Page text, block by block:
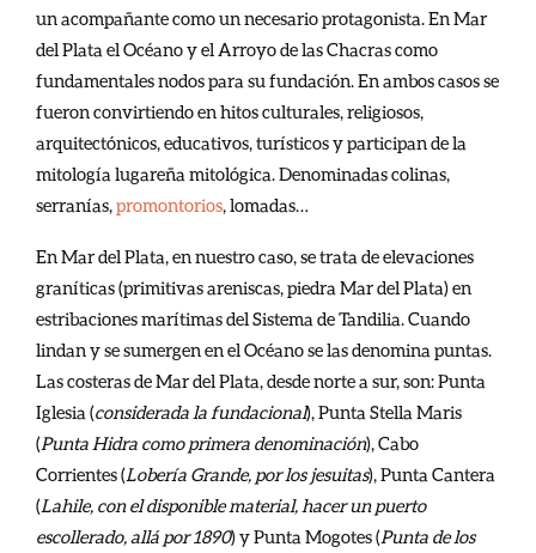
un acompañante como un necesario protagonista. En Mar
del Plata el Océano y el Arroyo de las Chacras como
fundamentales nodos para su fundación. En ambos casos se
fueron convirtiendo en hitos culturales, religiosos,
arquitectónicos, educativos, turísticos y participan de la
mitología lugareña mitológica. Denominadas colinas,
serranías,promontorios,lomadas…
En Mar del Plata, en nuestro caso, se trata de elevaciones
graníticas (primitivas areniscas, piedra Mar del Plata) en
estribaciones marítimas del Sistema de Tandilia. Cuando
lindan y se sumergen en el Océano se las denomina puntas.
Las costeras de Mar del Plata, desde norte a sur, son: Punta
Iglesia (considerada la fundacional), Punta Stella Maris
(Punta Hidra como primera denominación), Cabo
Corrientes (Lobería Grande, por los jesuitas), Punta Cantera
(Lahile, con el disponible material, hacer un puerto
escollerado, allá por 1890) y Punta Mogotes (Punta de los